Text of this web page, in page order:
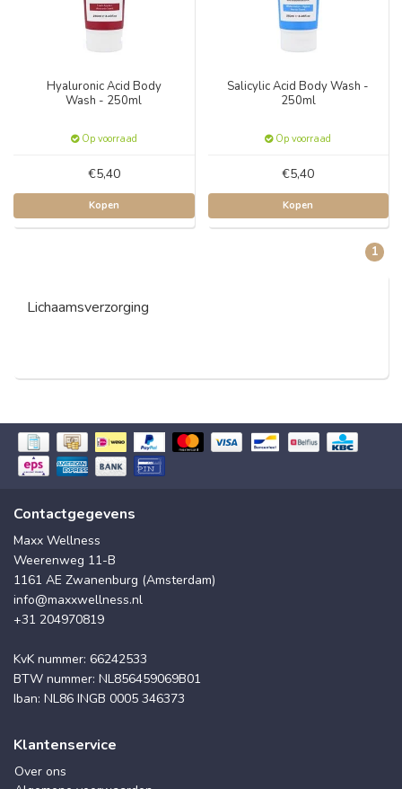
Hyaluronic Acid Body
Wash - 250ml
Op voorraad
€5,40
Kopen
Salicylic Acid Body Wash -
250ml
Op voorraad
€5,40
Kopen
1
Lichaamsverzorging
Contactgegevens
Maxx Wellness
Weerenweg 11-B
1161 AE Zwanenburg (Amsterdam)
info@maxxwellness.nl
+31 204970819
KvK nummer: 66242533
BTW nummer: NL856459069B01
Iban: NL86 INGB 0005 346373
Klantenservice
Over ons